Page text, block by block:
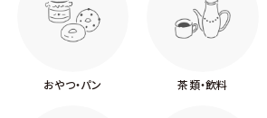
おやつ・パン 茶類・飲料